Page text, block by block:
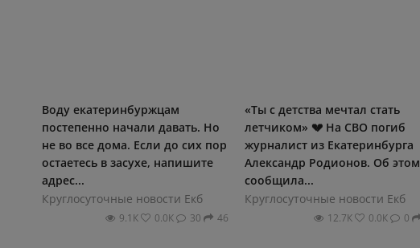
Воду екатеринбуржцам
постепенно начали давать. Но
не во все дома. Если до сих пор
остаетесь в засухе, напишите
адрес...
Круглосуточные новости Екб
9.1К 0.0К 30 46
«Ты с детства мечтал стать
летчиком» 💔 На СВО погиб
журналист из Екатеринбурга
Александр Родионов. Об этом
сообщила...
Круглосуточные новости Екб
12.7К 0.0К 0